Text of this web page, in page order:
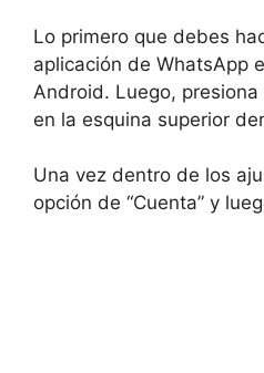
Lo primero que debes
aplicación de WhatsApp
Android. Luego, presiona
en la esquina superior
Una vez dentro de los
opción de “Cuenta” y